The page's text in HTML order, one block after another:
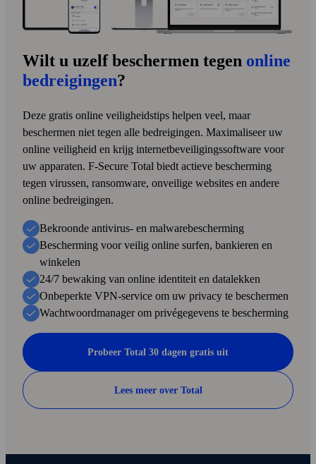
Wilt u uzelf beschermen tegen online
bedreigingen?
Deze gratis online veiligheidstips helpen veel, maar
beschermen niet tegen alle bedreigingen. Maximaliseer uw
online veiligheid en krijg internet­beveiligings­soft­ware voor
uw apparaten. F‑Secure Total biedt actieve bescherming
tegen virussen, ransom­ware, onveilige web­sites en andere
online bedreigingen.
Bekroonde antivirus- en malware­bescherming
Bescherming voor veilig online surfen, bankieren en
winkelen
24/7 bewaking van online identiteit en data­lekken
Onbeperkte VPN-service om uw privacy te beschermen
Wachtwoordmanager om privé­gegevens te bescherming
Probeer Total 30 dagen gratis uit
Lees meer over Total